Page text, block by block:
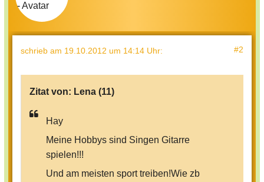
schrieb am 19.10.2012 um 14:14 Uhr: #2
Zitat von: Lena (11)
Hay
Meine Hobbys sind Singen Gitarre
spielen!!!
Und am meisten sport treiben!Wie zb